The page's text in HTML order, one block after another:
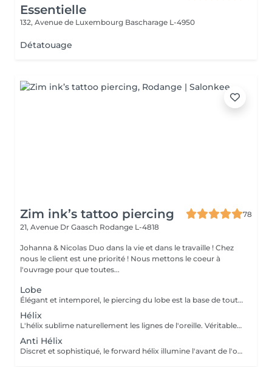
Essentielle
132, Avenue de Luxembourg Bascharage L-4950
Détatouage
Zim ink’s tattoo piercing
78
21, Avenue Dr Gaasch Rodange L-4818
Johanna & Nicolas Duo dans la vie et dans le travaille ! Chez
nous le client est une priorité ! Nous mettons le coeur à
l'ouvrage pour que toutes...
Lobe
Élégant et intemporel, le piercing du lobe est la base de toutes les plus belles compositions. Qu'il s'agisse d'un premier piercing ou d'une nouvelle création, chaque réalisation est effectuée avec précision afin de t'offrir une expérience aussi agréable que soignée. Inclus : Bijou de première pose en titane ASTM F-136 Conseils personnalisés et suivi de cicatrisation + 5€ pour changer la couleur de ton bijou grâce à l'anodisation. Les bijoux de la vitrine sont disponibles en première pause, le prix du bijou est à ajouter à la prestation. Pour toutes demandes d'informations, merci de me contacter. Tout les mineurs doivent être accompagnés d'un tuteur légal ( parents ! ), des justificatifs d'identités seront demandés.
Hélix
L'hélix sublime naturellement les lignes de l'oreille. Véritable incontournable, il apporte une touche contemporaine et raffinée qui s'intègre parfaitement à votre style. Chaque projet est pensé en harmonie avec ton anatomie. Conseils personnalisés et suivi de cicatrisation Inclus : Bijou de première pose en titane ASTM F-136 + 5€ pour changer la couleur de ton bijou grâce à l'anodisation. Les bijoux de la vitrine sont disponibles en première pause, le prix du bijou est à ajouter à la prestation. Pour toutes demandes d'informations, merci de me contacter. Tout les mineurs doivent être accompagnés d'un tuteur légal ( parents ! ), des justificatifs d'identités seront demandés.
Anti Hélix
Discret et sophistiqué, le forward hélix illumine l'avant de l'oreille avec subtilité. Un choix idéal pour une composition délicate et résolument élégante. Conseils personnalisés et suivi de cicatrisation Inclus : Bijou de première pose en titane ASTM F-136 + 5€ pour changer la couleur de ton bijou grâce à l'anodisation. Les bijoux de la vitrine sont disponibles en première pause, le prix du bijou est à ajouter à la prestation. Pour toutes demandes d'informations, merci de me contacter. Tout les mineurs doivent être accompagnés d'un tuteur légal ( parents ! ), des justificatifs d'identités seront demandés.